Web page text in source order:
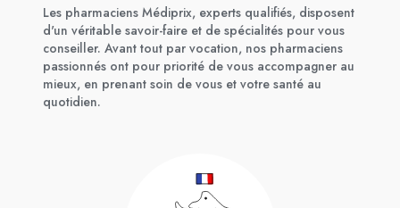
Les pharmaciens Médiprix, experts qualifiés, disposent
d'un véritable savoir-faire et de spécialités pour vous
conseiller. Avant tout par vocation, nos pharmaciens
passionnés ont pour priorité de vous accompagner au
mieux, en prenant soin de vous et votre santé au
quotidien.